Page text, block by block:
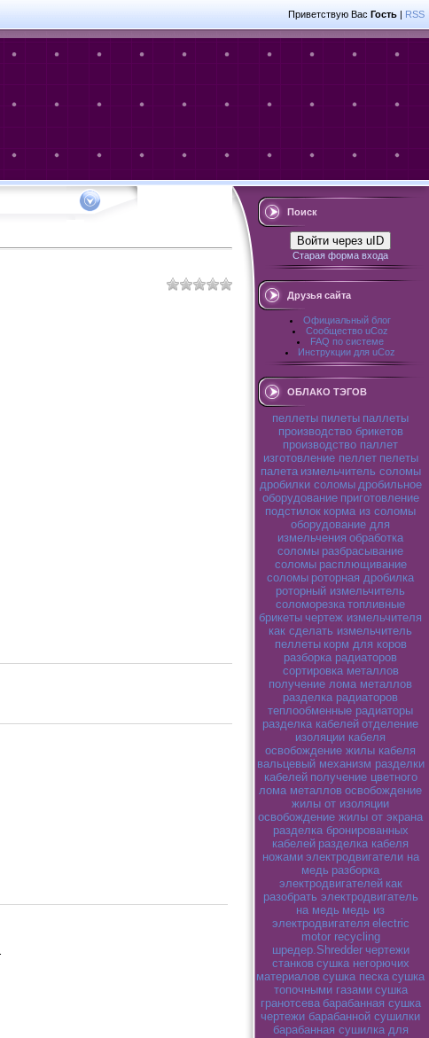
Приветствую Вас Гость | RSS
Поиск
Войти через uID
Старая форма входа
Друзья сайта
Официальный блог
Сообщество uCoz
FAQ по системе
Инструкции для uCoz
ОБЛАКО ТЭГОВ
пеллеты пилеты паллеты
производство брикетов
производство паллет
изготовление пеллет пелеты
палета измельчитель соломы
дробилки соломы дробильное
оборудование приготовление
подстилок корма из соломы
оборудование для
измельчения обработка
соломы разбрасывание
соломы расплющивание
соломы роторная дробилка
роторный измельчитель
соломорезка топливные
брикеты чертеж измельчителя
как сделать измельчитель
пеллеты корм для коров
разборка радиаторов
сортировка металлов
получение лома металлов
разделка радиаторов
теплообменные радиаторы
разделка кабелей отделение
изоляции кабеля
освобождение жилы кабеля
вальцевый механизм разделки
кабелей получение цветного
лома металлов освобождение
жилы от изоляции
освобождение жилы от экрана
разделка бронированных
кабелей разделка кабеля
ножами электродвигатели на
медь разборка
электродвигателей как
разобрать электродвигатель
на медь медь из
электродвигателя electric
motor recycling
шредер.Shredder чертежи
станков сушка негорючих
материалов сушка песка сушка
топочными газами сушка
гранотсева барабанная сушка
чертежи барабанной сушилки
барабанная сушилка для